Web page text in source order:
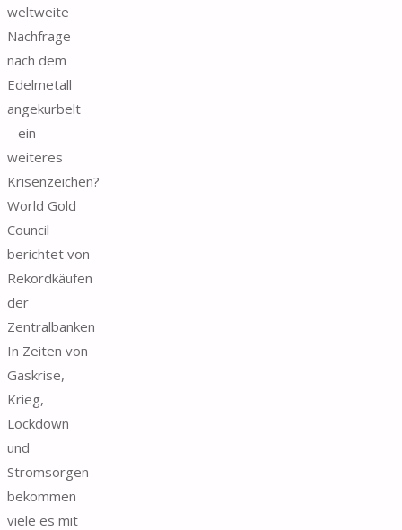
weltweite
Nachfrage
nach dem
Edelmetall
angekurbelt
– ein
weiteres
Krisenzeichen?
World Gold
Council
berichtet von
Rekordkäufen
der
Zentralbanken
In Zeiten von
Gaskrise,
Krieg,
Lockdown
und
Stromsorgen
bekommen
viele es mit